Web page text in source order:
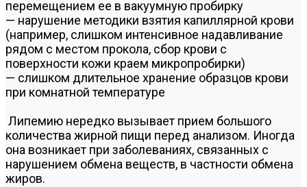
перемещением ее в вакуумную пробирку
— нарушение методики взятия капиллярной крови
(например, слишком интенсивное надавливание
рядом с местом прокола, сбор крови с
поверхности кожи краем микропробирки)
— слишком длительное хранение образцов крови
при комнатной температуре
Липемию нередко вызывает прием большого
количества жирной пищи перед анализом. Иногда
она возникает при заболеваниях, связанных с
нарушением обмена веществ, в частности обмена
жиров.